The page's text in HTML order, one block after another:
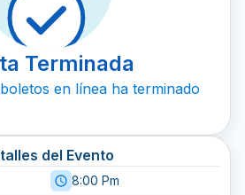
Terminada
en línea ha terminado
del Evento
8:00 Pm